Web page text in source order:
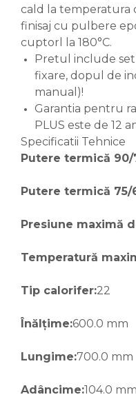
cald la temperatura
finisaj cu pulbere
cuptorl la 180°C.
Pretul include
fixare, dopul de
manual)!
Garantia pentru
PLUS este de 12
Specificatii Tehnice
Putere termică 90/
Putere termică 75/
Presiune maximă
Temperatură
Tip calorifer:22
Înălțime:600.0 mm
Lungime:700.0 mm
Adâncime:104.0 mm